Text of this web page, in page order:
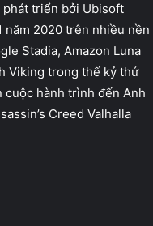
phát triển bởi Ubisoft
năm 2020 trên nhiều nền
Stadia, Amazon Luna
Viking trong thế kỷ thứ
cuộc hành trình đến Anh
Creed Valhalla